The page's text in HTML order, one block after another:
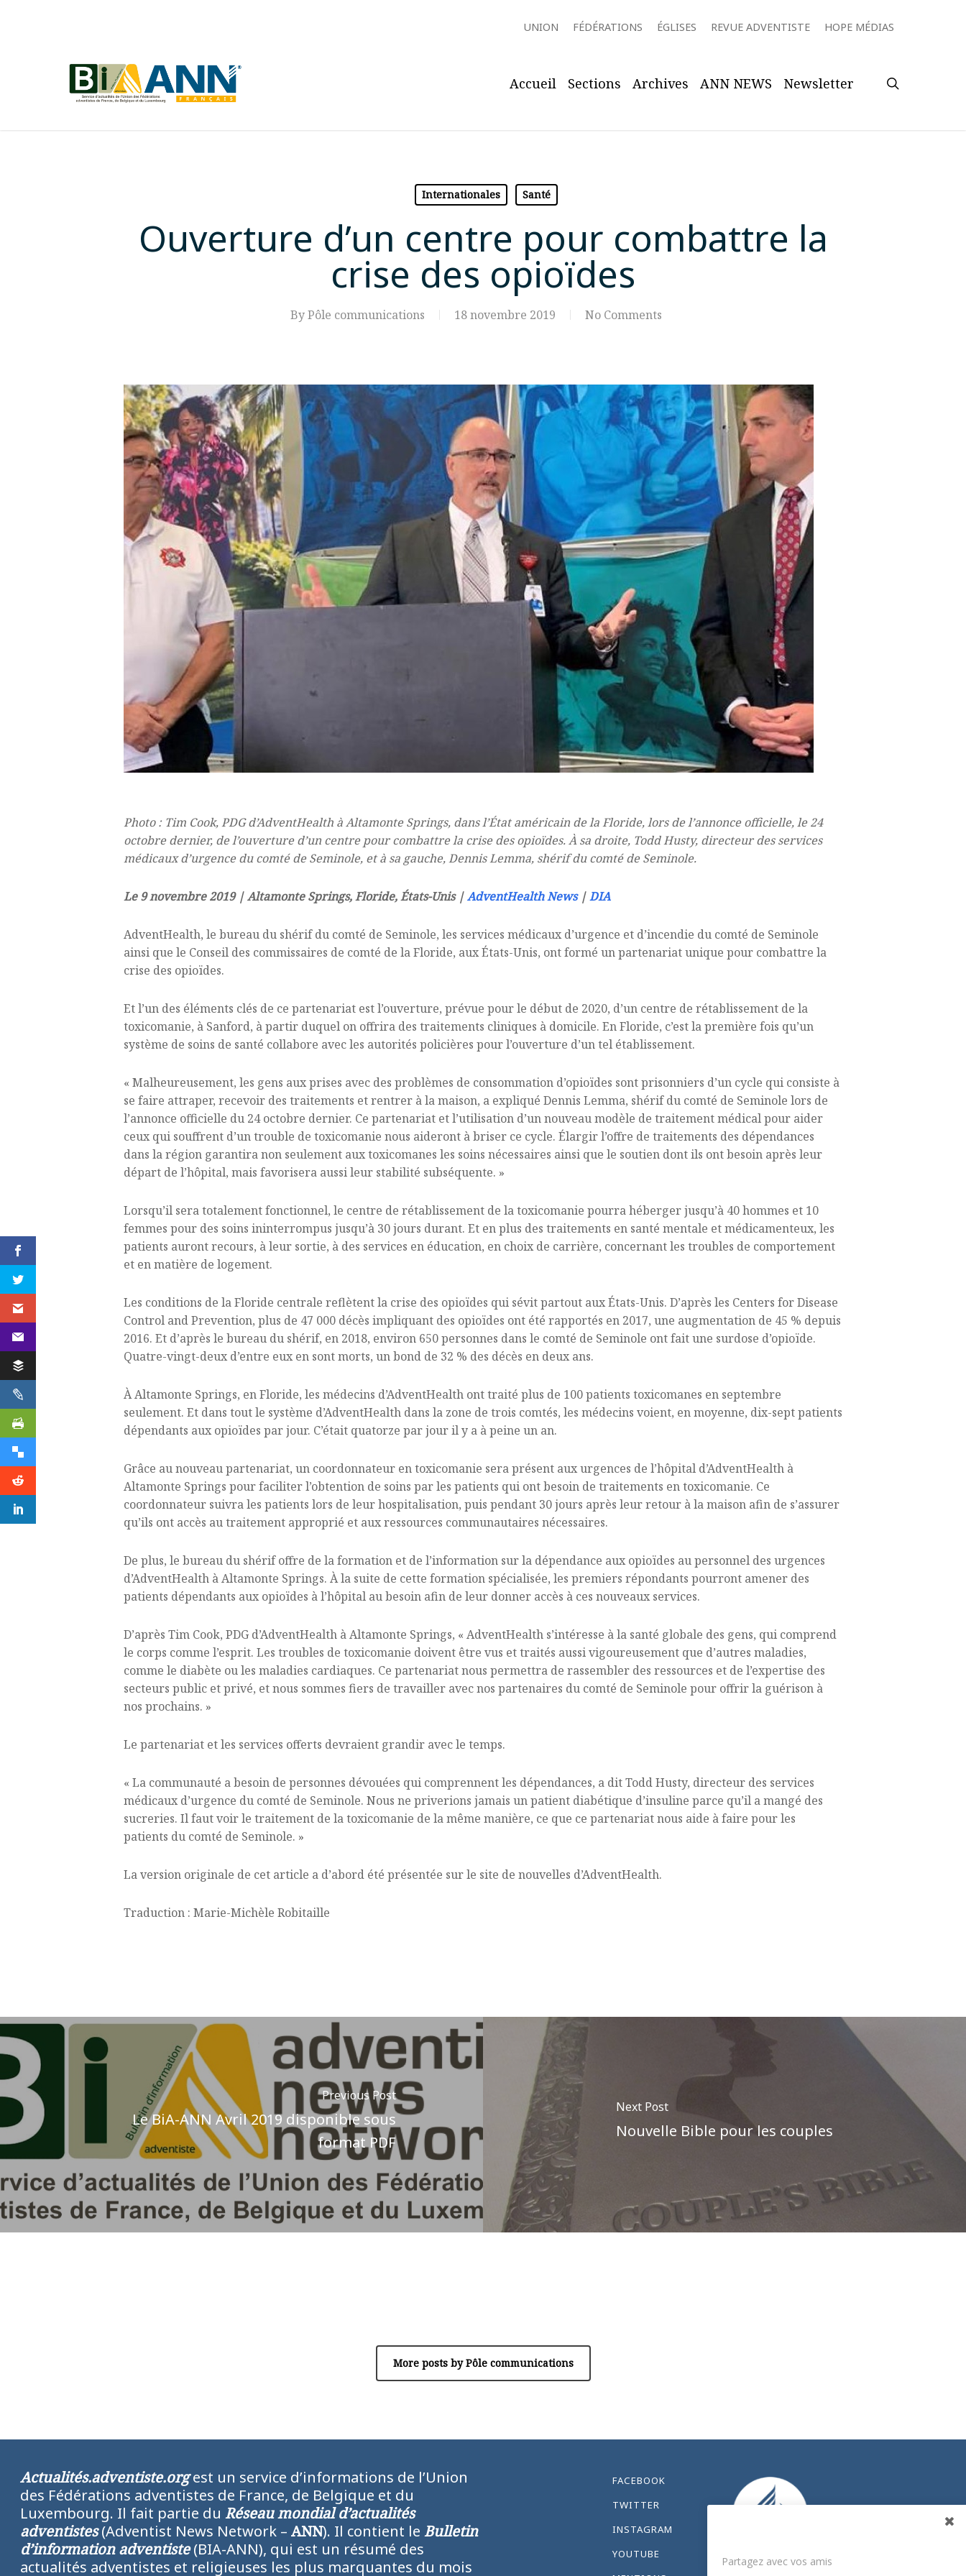
UNION FÉDÉRATIONS ÉGLISES REVUE ADVENTISTE HOPE MÉDIAS
Accueil Sections Archives ANN NEWS Newsletter
Internationales Santé
Ouverture d’un centre pour combattre la
crise des opioïdes
By Pôle communications 18 novembre 2019 No Comments
Photo : Tim Cook, PDG d’AdventHealth à Altamonte Springs, dans l’État américain de la Floride, lors de l’annonce officielle, le 24
octobre dernier, de l’ouverture d’un centre pour combattre la crise des opioïdes. À sa droite, Todd Husty, directeur des services
médicaux d’urgence du comté de Seminole, et à sa gauche, Dennis Lemma, shérif du comté de Seminole.
Le 9 novembre 2019 | Altamonte Springs, Floride, États-Unis |AdventHealth News|DIA
AdventHealth, le bureau du shérif du comté de Seminole, les services médicaux d’urgence et d’incendie du comté de Seminole
ainsi que le Conseil des commissaires de comté de la Floride, aux États-Unis, ont formé un partenariat unique pour combattre la
crise des opioïdes.
Et l’un des éléments clés de ce partenariat est l’ouverture, prévue pour le début de 2020, d’un centre de rétablissement de la
toxicomanie, à Sanford, à partir duquel on offrira des traitements cliniques à domicile. En Floride, c’est la première fois qu’un
système de soins de santé collabore avec les autorités policières pour l’ouverture d’un tel établissement.
« Malheureusement, les gens aux prises avec des problèmes de consommation d’opioïdes sont prisonniers d’un cycle qui consiste à
se faire attraper, recevoir des traitements et rentrer à la maison, a expliqué Dennis Lemma, shérif du comté de Seminole lors de
l’annonce officielle du 24 octobre dernier. Ce partenariat et l’utilisation d’un nouveau modèle de traitement médical pour aider
ceux qui souffrent d’un trouble de toxicomanie nous aideront à briser ce cycle. Élargir l’offre de traitements des dépendances
dans la région garantira non seulement aux toxicomanes les soins nécessaires ainsi que le soutien dont ils ont besoin après leur
départ de l’hôpital, mais favorisera aussi leur stabilité subséquente. »
Lorsqu’il sera totalement fonctionnel, le centre de rétablissement de la toxicomanie pourra héberger jusqu’à 40 hommes et 10
femmes pour des soins ininterrompus jusqu’à 30 jours durant. Et en plus des traitements en santé mentale et médicamenteux, les
patients auront recours, à leur sortie, à des services en éducation, en choix de carrière, concernant les troubles de comportement
et en matière de logement.
Les conditions de la Floride centrale reflètent la crise des opioïdes qui sévit partout aux États-Unis. D’après les Centers for Disease
Control and Prevention, plus de 47 000 décès impliquant des opioïdes ont été rapportés en 2017, une augmentation de 45 % depuis
2016. Et d’après le bureau du shérif, en 2018, environ 650 personnes dans le comté de Seminole ont fait une surdose d’opioïde.
Quatre-vingt-deux d’entre eux en sont morts, un bond de 32 % des décès en deux ans.
À Altamonte Springs, en Floride, les médecins d’AdventHealth ont traité plus de 100 patients toxicomanes en septembre
seulement. Et dans tout le système d’AdventHealth dans la zone de trois comtés, les médecins voient, en moyenne, dix-sept patients
dépendants aux opioïdes par jour. C’était quatorze par jour il y a à peine un an.
Grâce au nouveau partenariat, un coordonnateur en toxicomanie sera présent aux urgences de l’hôpital d’AdventHealth à
Altamonte Springs pour faciliter l’obtention de soins par les patients qui ont besoin de traitements en toxicomanie. Ce
coordonnateur suivra les patients lors de leur hospitalisation, puis pendant 30 jours après leur retour à la maison afin de s’assurer
qu’ils ont accès au traitement approprié et aux ressources communautaires nécessaires.
De plus, le bureau du shérif offre de la formation et de l’information sur la dépendance aux opioïdes au personnel des urgences
d’AdventHealth à Altamonte Springs. À la suite de cette formation spécialisée, les premiers répondants pourront amener des
patients dépendants aux opioïdes à l’hôpital au besoin afin de leur donner accès à ces nouveaux services.
D’après Tim Cook, PDG d’AdventHealth à Altamonte Springs, « AdventHealth s’intéresse à la santé globale des gens, qui comprend
le corps comme l’esprit. Les troubles de toxicomanie doivent être vus et traités aussi vigoureusement que d’autres maladies,
comme le diabète ou les maladies cardiaques. Ce partenariat nous permettra de rassembler des ressources et de l’expertise des
secteurs public et privé, et nous sommes fiers de travailler avec nos partenaires du comté de Seminole pour offrir la guérison à
nos prochains. »
Le partenariat et les services offerts devraient grandir avec le temps.
« La communauté a besoin de personnes dévouées qui comprennent les dépendances, a dit Todd Husty, directeur des services
médicaux d’urgence du comté de Seminole. Nous ne priverions jamais un patient diabétique d’insuline parce qu’il a mangé des
sucreries. Il faut voir le traitement de la toxicomanie de la même manière, ce que ce partenariat nous aide à faire pour les
patients du comté de Seminole. »
La version originale de cet article a d’abord été présentée sur le site de nouvelles d’AdventHealth.
Traduction : Marie-Michèle Robitaille
Previous Post
Le BiA-ANN Avril 2019 disponible sous
format PDF
Next Post
Nouvelle Bible pour les couples
More posts by Pôle communications
Actualités.adventiste.orgest un service d’informations de l’Union
des Fédérations adventistes de France, de Belgique et du
Luxembourg. Il fait partie du Réseau mondial d’actualités
adventistes(Adventist News Network – ANN). Il contient le Bulletin
d’information adventiste(BIA-ANN), qui est un résumé des
actualités adventistes et religieuses les plus marquantes du mois
FACEBOOK
TWITTER
INSTAGRAM
YOUTUBE
Partagez avec vos amis